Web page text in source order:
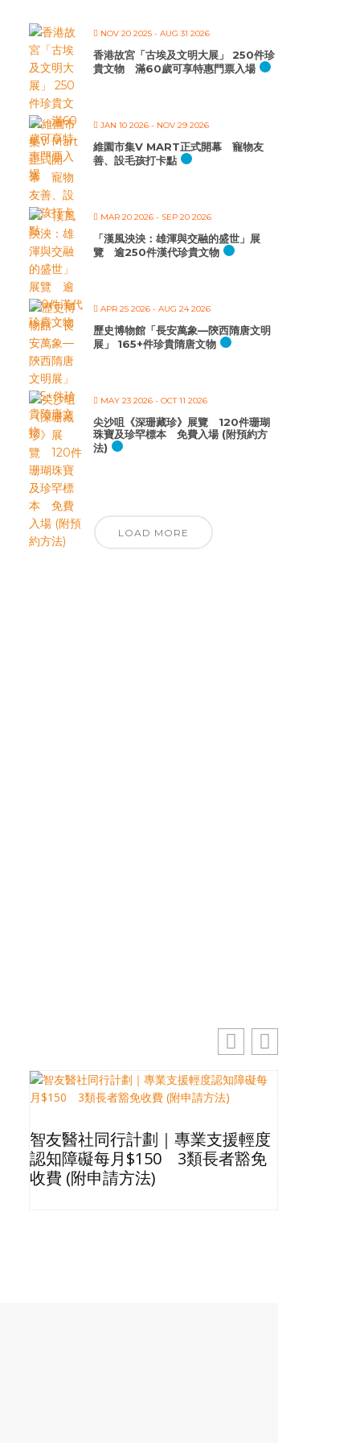
NOV 20 2025 - AUG 31 2026
香港故宮「古埃及文明大展」 250件珍
貴文物 滿60歲可享特惠門票入場
JAN 10 2026 - NOV 29 2026
維園市集V MART正式開幕 寵物友
善、設毛孩打卡點
MAR 20 2026 - SEP 20 2026
「漢風泱泱：雄渾與交融的盛世」展
覽 逾250件漢代珍貴文物
APR 25 2026 - AUG 24 2026
歷史博物館「長安萬象—陝西隋唐文明
展」 165+件珍貴隋唐文物
MAY 23 2026 - OCT 11 2026
尖沙咀《深珊藏珍》展覽 120件珊瑚
珠寶及珍罕標本 免費入場 (附預約方
法)
LOAD MORE
智友醫社同行計劃｜專業支援輕度
認知障礙每月$150 3類長者豁免
收費 (附申請方法)